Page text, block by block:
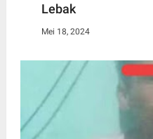
Lebak
Mei 18, 2024